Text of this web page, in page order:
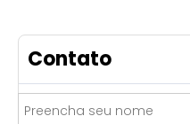
Contato